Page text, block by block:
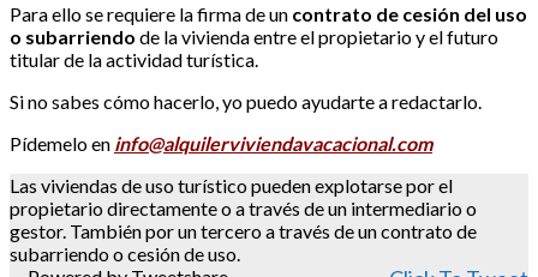
Para ello se requiere la firma de un contrato de cesión del uso
o subarriendo de la vivienda entre el propietario y el futuro
titular de la actividad turística.
Si no sabes cómo hacerlo, yo puedo ayudarte a redactarlo.
Pídemelo en info@alquilerviviendavacacional.com
Las viviendas de uso turístico pueden explotarse por el
propietario directamente o a través de un intermediario o
gestor. También por un tercero a través de un contrato de
subarriendo o cesión de uso.